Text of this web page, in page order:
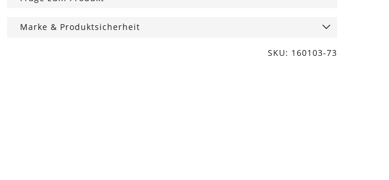
Marke & Produktsicherheit
SKU: 160103-73